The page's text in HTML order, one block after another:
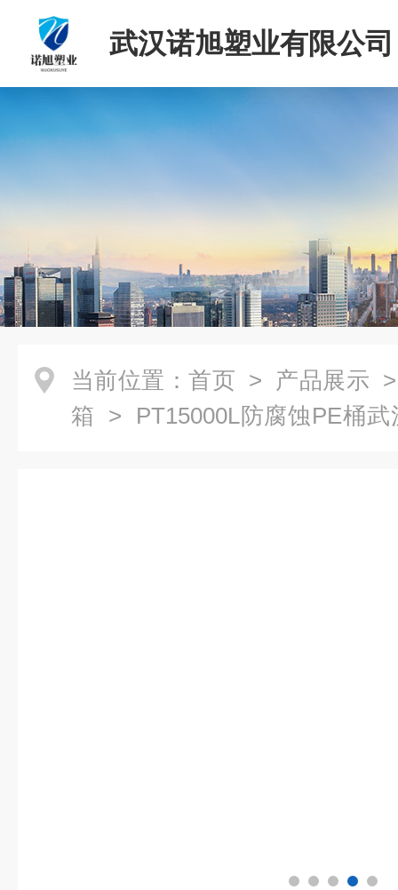
武汉诺旭塑业有限公司
当前位置： 首页 > 产品展示
箱 > PT15000L防腐蚀PE桶